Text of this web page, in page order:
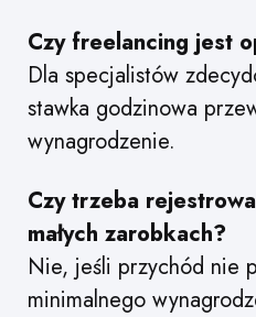
Czy freelancing jest
Dla specjalistów
stawka godzinowa
wynagrodzenie.
Czy trzeba
małych zarobkach?
Nie, jeśli przychód nie
minimalnego